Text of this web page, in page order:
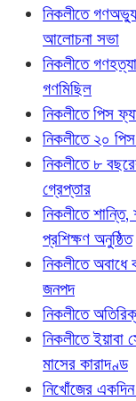
নিকলীতে
আলোচনা সভা
নিকলীতে
গণমিছিল
নিকলীতে পিস
নিকলীতে ২০
নিকলীতে ৮
গ্রেপ্তার
নিকলীতে
প্রশিক্ষণ অনুষ্ঠিত
নিকলীতে
জনপদ
নিকলীতে
নিকলীতে ইয়াবা
মাসের কারাদণ্ড
নিখোঁজের একদিন